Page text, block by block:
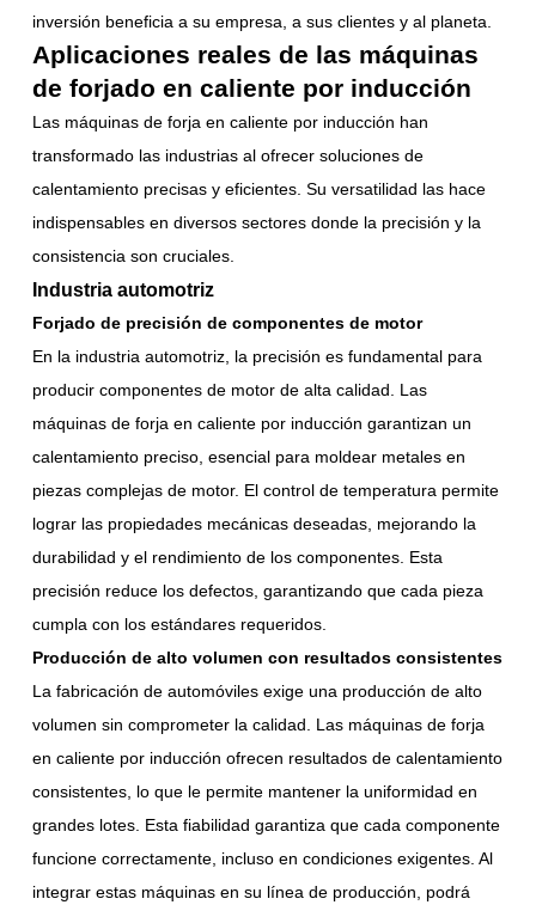
inversión beneficia a su empresa, a sus clientes y al planeta.
Aplicaciones reales de las máquinas
de forjado en caliente por inducción
Las máquinas de forja en caliente por inducción han
transformado las industrias al ofrecer soluciones de
calentamiento precisas y eficientes. Su versatilidad las hace
indispensables en diversos sectores donde la precisión y la
consistencia son cruciales.
Industria automotriz
Forjado de precisión de componentes de motor
En la industria automotriz, la precisión es fundamental para
producir componentes de motor de alta calidad. Las
máquinas de forja en caliente por inducción garantizan un
calentamiento preciso, esencial para moldear metales en
piezas complejas de motor. El control de temperatura permite
lograr las propiedades mecánicas deseadas, mejorando la
durabilidad y el rendimiento de los componentes. Esta
precisión reduce los defectos, garantizando que cada pieza
cumpla con los estándares requeridos.
Producción de alto volumen con resultados consistentes
La fabricación de automóviles exige una producción de alto
volumen sin comprometer la calidad. Las máquinas de forja
en caliente por inducción ofrecen resultados de calentamiento
consistentes, lo que le permite mantener la uniformidad en
grandes lotes. Esta fiabilidad garantiza que cada componente
funcione correctamente, incluso en condiciones exigentes. Al
integrar estas máquinas en su línea de producción, podrá